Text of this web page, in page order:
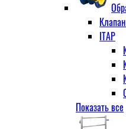
ITAP
VALTEC
АДЛ
Показать все